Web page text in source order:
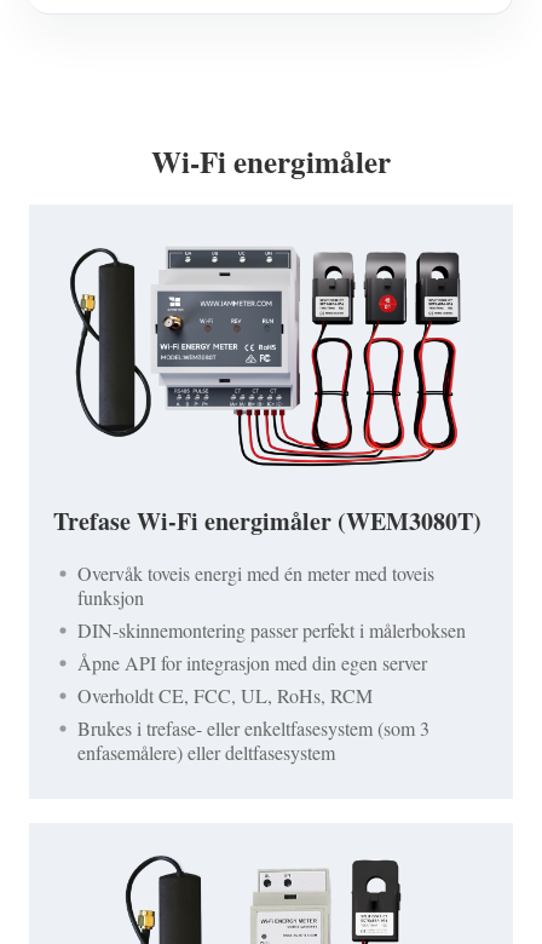
Wi-Fi energimåler
Trefase Wi-Fi energimåler (WEM3080T)
Overvåk toveis energi med én meter med toveis
funksjon
DIN-skinnemontering passer perfekt i målerboksen
Åpne API for integrasjon med din egen server
Overholdt CE, FCC, UL, RoHs, RCM
Brukes i trefase- eller enkeltfasesystem (som 3
enfasemålere) eller deltfasesystem